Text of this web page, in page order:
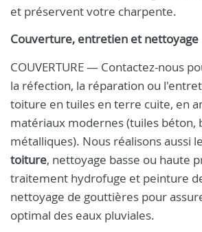
et préservent votre charpente.
Couverture, entretien et nettoyage
COUVERTURE — Contactez-nous
la réfection, la réparation ou
toiture en tuiles en terre cuite, en
matériaux modernes (tuiles béton,
métalliques). Nous réalisons aussi le
toiture, nettoyage basse ou haute
traitement hydrofuge et peinture
nettoyage de gouttières pour
optimal des eaux pluviales.